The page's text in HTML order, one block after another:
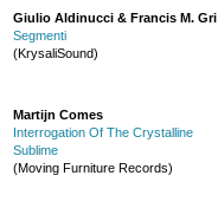
Giulio Aldinucci & Francis M. Gri
Segmenti
(KrysaliSound)
Martijn Comes
Interrogation Of The Crystalline
Sublime
(Moving Furniture Records)